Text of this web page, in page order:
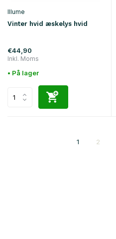
Illume
Vinter hvid æskelys hvid
€44,90
Inkl. Moms
• På lager
1 2